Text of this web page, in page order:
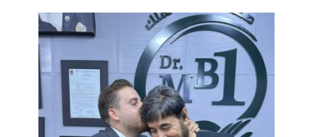
الجسد
البقاعي